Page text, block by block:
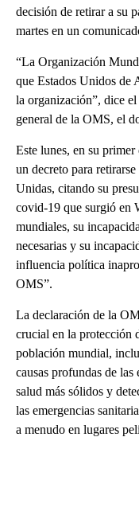
decisión de retirar a su
martes en un
“La Organización
que Estados Unidos de
la organización”, dice
general de la OMS, el
Este lunes, en su
un decreto para
Unidas, citando su
covid-19 que surgió en
mundiales, su
necesarias y su
influencia política
OMS”.
La declaración de la
crucial en la protección
población mundial,
causas profundas de las
salud más sólidos y
las emergencias
a menudo en lugares